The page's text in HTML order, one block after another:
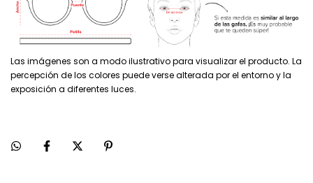
Las imágenes son a modo ilustrativo para visualizar el producto. La
percepción de los colores puede verse alterada por el entorno y la
exposición a diferentes luces.